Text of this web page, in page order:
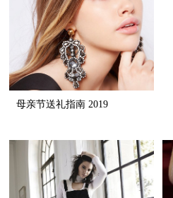
母亲节送礼指南 2019